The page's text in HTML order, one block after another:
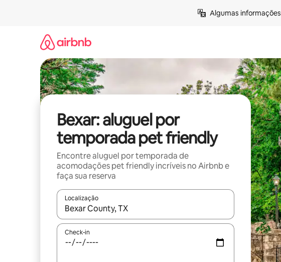
Algumas
Bexar: aluguel por
temporada pet friendly
Encontre aluguel por temporada de
acomodações pet friendly incríveis no Airbnb e
faça sua reserva
Localização
Quando os resultados estiverem disponíveis, explore-os usando
Check-in